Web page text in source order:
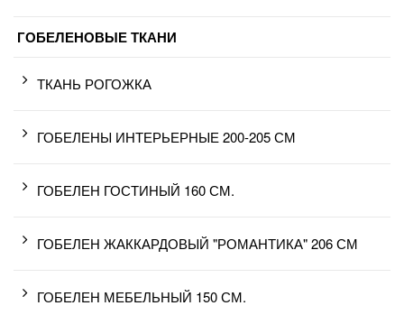
ГОБЕЛЕНОВЫЕ ТКАНИ
ТКАНЬ РОГОЖКА
ГОБЕЛЕНЫ ИНТЕРЬЕРНЫЕ 200-205 СМ
ГОБЕЛЕН ГОСТИНЫЙ 160 СМ.
ГОБЕЛЕН ЖАККАРДОВЫЙ "РОМАНТИКА" 206 СМ
ГОБЕЛЕН МЕБЕЛЬНЫЙ 150 СМ.